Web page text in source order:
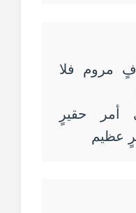
مروم فلا
حقيرٍ
عظيم